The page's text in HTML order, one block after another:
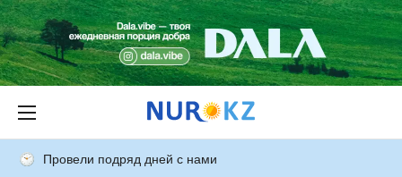
Провели подряд дней с нами